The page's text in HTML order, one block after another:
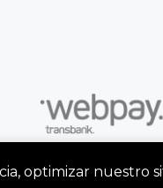
optimizar nuestro